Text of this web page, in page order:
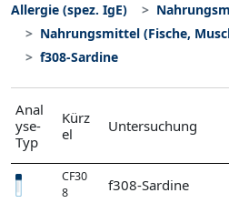
Allergie (spez. IgE)
Nahrungsmittel (Fische,
f308-Sardine
Anal
yse-
Typ
Kürz
el
Untersuchung
CF30
8
f308-Sardine